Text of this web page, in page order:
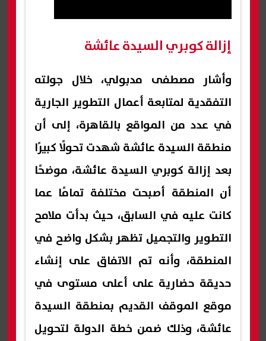
إزالة كوبري السيدة عائشة
وأشار مصطفى مدبولي، خلال جولته
التفقدية لمتابعة أعمال التطوير الجارية
في عدد من المواقع بالقاهرة، إلى أن
منطقة السيدة عائشة شهدت تحولًا كبيرًا
بعد إزالة كوبري السيدة عائشة، موضحًا
أن المنطقة أصبحت مختلفة تمامًا عما
كانت عليه في السابق، حيث بدأت ملامح
التطوير والتجميل تظهر بشكل واضح في
المنطقة، وأنه تم الاتفاق على إنشاء
حديقة حضارية على أعلى مستوى في
موقع الموقف القديم بمنطقة السيدة
عائشة، وذلك ضمن خطة الدولة لتحويل